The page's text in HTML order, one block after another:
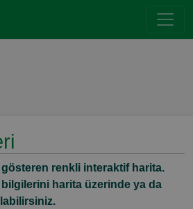
renkli interaktif harita.
harita üzerinde ya da